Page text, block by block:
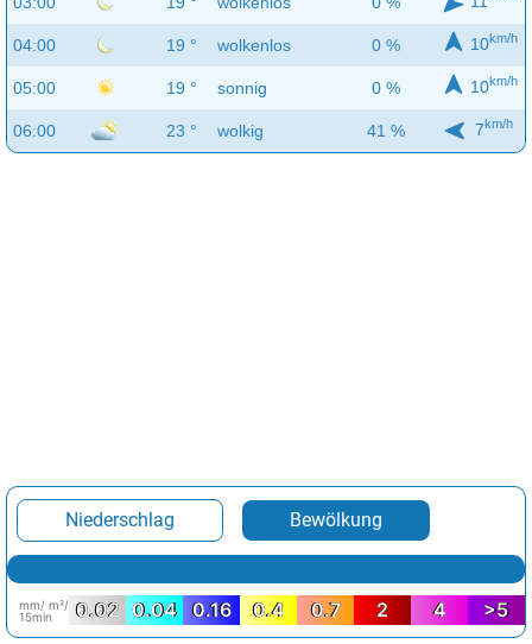
04:00 19 ° wolkenlos 0 % 10km/h
05:00 19 ° sonnig 0 % 10km/h
06:00 23 ° wolkig 41 % 7km/h
Niederschlag Bewölkung
mm/ m²/
15min
0.02 0.04 0.16 0.4 0.7 2 4 >5